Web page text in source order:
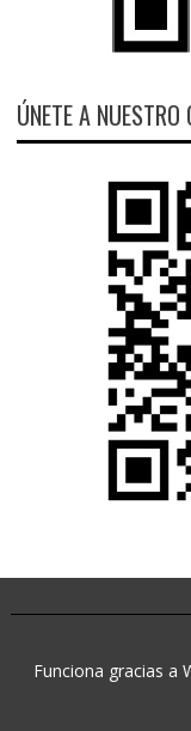
ÚNETE A
Funciona gracias a